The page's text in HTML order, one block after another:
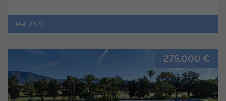
Ref. 3520
275.000 €